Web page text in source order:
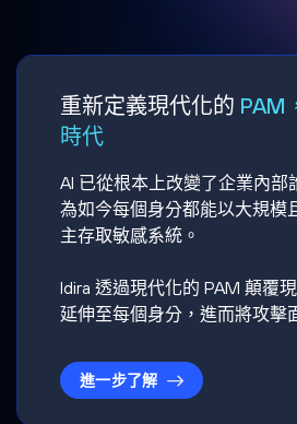
重新定義現代化的 PAM
時代
AI 已從根本上改變了企業內部
為如今每個身分都能以大規模
主存取敏感系統。
Idira 透過現代化的 PAM 顛覆
延伸至每個身分，進而將攻擊
進一步了解